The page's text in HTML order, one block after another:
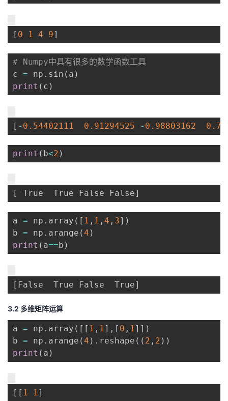
[ 0 1 4 9]
# Numpy中具有很多的数学函数工具
c = np . sin ( a )
print ( c )
[ - 0.54402111 0.91294525 - 0.98803162
print ( b<2 )
[ True  True False False]
a = np . array ( [ 1 , 1 , 4 , 3] )
b = np . arange (4 )
print ( a==b )
[ False  True False  True]
3.2 多维矩阵运算
a = np . array ( [ [ 1 , 1] , [ 0 , 1] ] )
b = np . arange (4 ) . reshape ( ( 2 , 2 ) )
print ( a )
[ [ 1 1]